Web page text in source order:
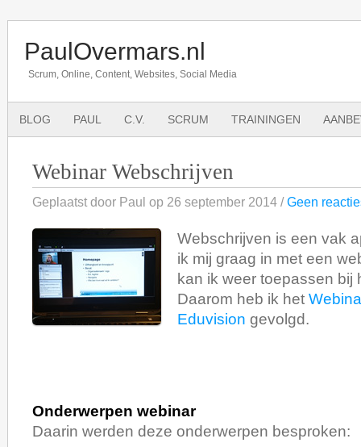
PaulOvermars.nl
Scrum, Online, Content, Websites, Social Media
BLOG PAUL C.V. SCRUM TRAININGEN
Webinar Webschrijven
Geplaatst door Paul op 26 september 2014 /Geen
Webschrijven is een vak
ik mij graag in met een
kan ik weer toepassen bij
Daarom heb ik het
Eduvision gevolgd.
Onderwerpen webinar
Daarin werden deze onderwerpen besproken: